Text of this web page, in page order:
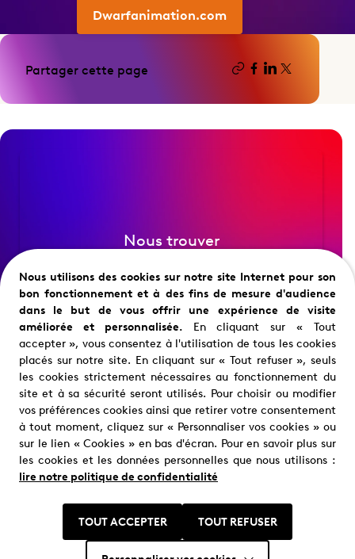
Dwarfanimation.com
Partager cette page
Nous trouver
Restons en contact
Nous utilisons des cookies sur notre site Internet pour son
bon fonctionnement et à des fins de mesure d'audience
dans le but de vous offrir une expérience de visite
améliorée et personnalisée.En cliquant sur « Tout
accepter », vous consentez à l'utilisation de tous les cookies
placés sur notre site. En cliquant sur « Tout refuser », seuls
les cookies strictement nécessaires au fonctionnement du
site et à sa sécurité seront utilisés. Pour choisir ou modifier
vos préférences cookies ainsi que retirer votre consentement
à tout moment, cliquez sur « Personnaliser vos cookies » ou
sur le lien « Cookies » en bas d'écran. Pour en savoir plus sur
les cookies et les données personnelles que nous utilisons :
lire notre politique de confidentialité
TOUT ACCEPTER TOUT REFUSER